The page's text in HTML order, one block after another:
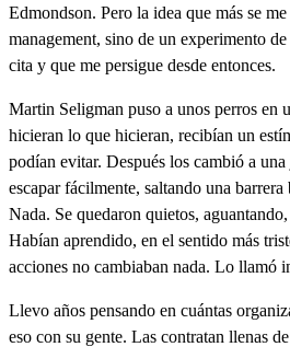
Edmondson. Pero la idea que más se
management, sino de un experimento
cita y que me persigue desde entonces.
Martin Seligman puso a unos perros en
hicieran lo que hicieran, recibían un
podían evitar. Después los cambió a
escapar fácilmente, saltando una
Nada. Se quedaron quietos,
Habían aprendido, en el sentido más
acciones no cambiaban nada. Lo llamó
Llevo años pensando en cuántas
eso con su gente. Las contratan llenas